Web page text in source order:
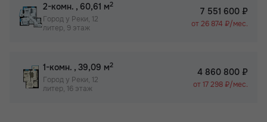
2-комн. , 60,61 м2
Город у Реки, 12
литер, 9 этаж
7 551 600 ₽
от 26 874 ₽/мес.
1-комн. , 39,09 м2
Город у Реки, 12
литер, 16 этаж
4 860 800 ₽
от 17 298 ₽/мес.